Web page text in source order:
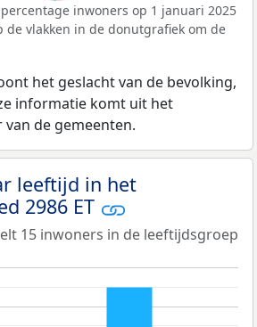
inwoners op 1 januari 2025
de vlakken in de donutgrafiek om de
het geslacht van de bevolking,
informatie komt uit het
de gemeenten.
leeftijd in het
2986 ET
15 inwoners in de leeftijdsgroep